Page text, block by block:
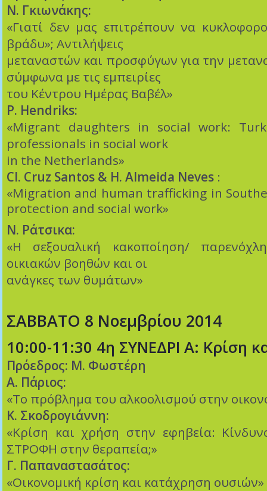
Ν. Γκιωνάκης:
«Γιατί δεν μας επιτρέπουν να
βράδυ»; Αντιλήψεις
μεταναστών και προσφύγων για την
σύμφωνα με τις εμπειρίες
του Κέντρου Ημέρας Βαβέλ»
P. Hendriks:
«Migrant daughters in social work:
professionals in social work
in the Netherlands»
Cl. Cruz Santos & Η. Almeida Neves :
«Migration and human trafficking in
protection and social work»
Ν. Ράτσικα:
«Η σεξουαλική κακοποίηση/
οικιακών βοηθών και οι
ανάγκες των θυμάτων»
ΣΑΒΒΑΤΟ 8 Νοεμβρίου 2014
10:00-11:30 4η ΣΥΝΕΔΡΙ Α: Κρίση
Πρόεδρος: Μ. Φωστέρη
Α. Πάριος:
«Το πρόβλημα του αλκοολισμού στην
Κ. Σκοδρογιάννη:
«Κρίση και χρήση στην εφηβεία:
ΣΤΡΟΦΗ στην θεραπεία;»
Γ. Παπαναστασάτος:
«Οικονομική κρίση και κατάχρηση ουσιών»